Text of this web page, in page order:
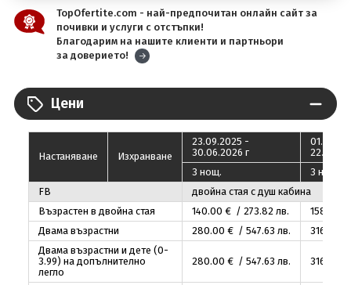
TopOfertite.com - най-предпочитан онлайн сайт за
почивки и услуги с отстъпки!
Благодарим на нашите клиенти и партньори
за доверието!
Цени
Настаняване Изхранване
23.09.2025 -
30.06.2026 г
3 нощ.
3 нощ.
FB
двойна стая с душ кабина
Възрастен в двойна стая
140.00 € / 273.82лв. 158
Двама възрастни
280.00 € / 547.63 лв. 316
Двама възрастни и дете (0-
3.99) на допълнително
легло
280.00 € / 547.63 лв. 316